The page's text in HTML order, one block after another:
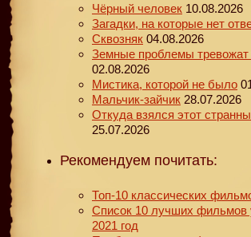
Чёрный человек 10.08.2026
Загадки, на которые нет
Сквозняк 04.08.2026
Земные проблемы
02.08.2026
Мистика, которой не было
Мальчик-зайчик 28.07.2026
Откуда взялся этот
25.07.2026
Рекомендуем почитать:
Топ-10 классических
Список 10 лучших фильмов
2021 год